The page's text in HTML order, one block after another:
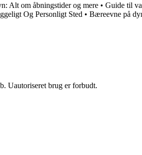
Alt om åbningstider og mere • Guide til
Og Personligt Sted • Bæreevne på
Uautoriseret brug er forbudt.